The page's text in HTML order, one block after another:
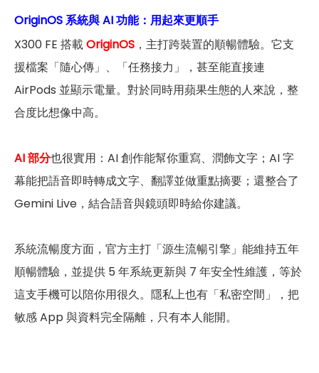
OriginOS 系統與 AI 功能：用起來更順手
X300 FE 搭載OriginOS ，主打跨裝置的順暢體驗。它支
援檔案「隨心傳」、「任務接力」，甚至能直接連
AirPods 並顯示電量。對於同時用蘋果生態的人來說，整
合度比想像中高。
AI 部分也很實用：AI 創作能幫你重寫、潤飾文字；AI 字
幕能把語音即時轉成文字、翻譯並做重點摘要；還整合了
Gemini Live，結合語音與鏡頭即時給你建議。
系統流暢度方面，官方主打「源生流暢引擎」能維持五年
順暢體驗，並提供 5 年系統更新與 7 年安全性維護，等於
這支手機可以陪你用很久。隱私上也有「私密空間」，把
敏感 App 與資料完全隔離，只有本人能開。